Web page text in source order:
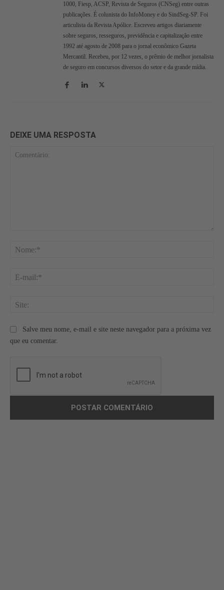
1000, Fiesp, ACSP, Revista de Seguros (CNSeg) entre outras
publicações. É colunista do InfoMoney e do SindSeg-SP. Foi
articulista da Revista Apólice. Escreveu artigos diariamente
sobre seguros, resseguros, previdência e capitalização entre
1992 até agosto de 2008 para o jornal econômico Gazeta
Mercantil. Recebeu, por 12 vezes, o prêmio de melhor jornalista
de seguro em concursos diversos do setor e da grande mídia.
DEIXE UMA RESPOSTA
Salve meu nome, e-mail e site neste navegador para a próxima vez
que eu comentar.